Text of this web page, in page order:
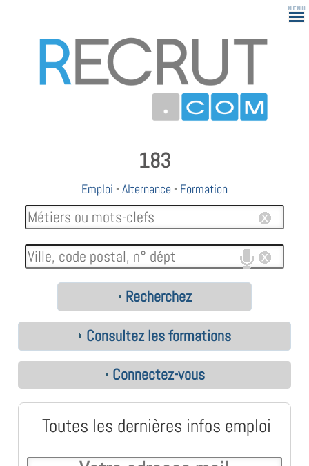
183
Emploi -Alternance - Formation
Recherchez
Consultez les formations
Connectez-vous
Toutes les dernières infos emploi